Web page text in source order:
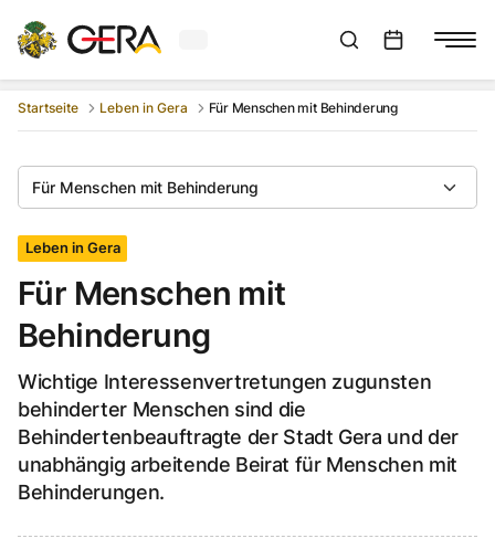
Aktuelles Wetter in GeraSuchleiste anzeigen
Startseite Leben in Gera Für Menschen mit Behinderung
Für Menschen mit Behinderung
Leben in Gera
Für Menschen mit
Behinderung
Wichtige Interessenvertretungen zugunsten
behinderter Menschen sind die
Behindertenbeauftragte der Stadt Gera und der
unabhängig arbeitende Beirat für Menschen mit
Behinderungen.